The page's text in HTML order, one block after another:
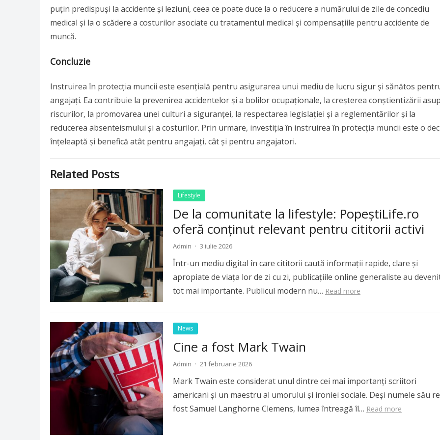
puțin predispuși la accidente și leziuni, ceea ce poate duce la o reducere a numărului de zile de concediu
medical și la o scădere a costurilor asociate cu tratamentul medical și compensațiile pentru accidente de
muncă.
Concluzie
Instruirea în protecția muncii este esențială pentru asigurarea unui mediu de lucru sigur și sănătos
angajați. Ea contribuie la prevenirea accidentelor și a bolilor ocupaționale, la creșterea conștientizării
riscurilor, la promovarea unei culturi a siguranței, la respectarea legislației și a reglementărilor și la
reducerea absenteismului și a costurilor. Prin urmare, investiția în instruirea în protecția muncii este o
înțeleaptă și benefică atât pentru angajați, cât și pentru angajatori.
Related Posts
Lifestyle
De la comunitate la lifestyle: PopeștiLife.ro
oferă conținut relevant pentru cititorii activi
Admin · 3 iulie 2026
Într-un mediu digital în care cititorii caută informații rapide, clare și
apropiate de viața lor de zi cu zi, publicațiile online generaliste au
tot mai importante. Publicul modern nu… Read more
News
Cine a fost Mark Twain
Admin · 21 februarie 2026
Mark Twain este considerat unul dintre cei mai importanți scriitori
americani și un maestru al umorului și ironiei sociale. Deși numele său
fost Samuel Langhorne Clemens, lumea întreagă îl… Read more